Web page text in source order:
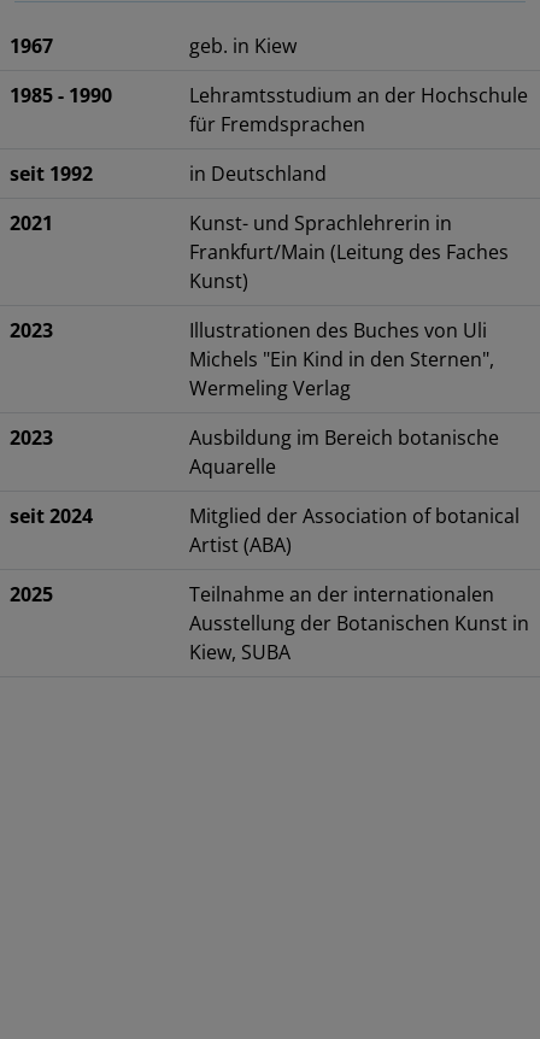
1967
geb. in Kiew
1985 - 1990
Lehramtsstudium an der Hochschule
für Fremdsprachen
seit 1992
in Deutschland
2021
Kunst- und Sprachlehrerin in
Frankfurt/Main (Leitung des Faches
Kunst)
2023
Illustrationen des Buches von Uli
Michels "Ein Kind in den Sternen",
Wermeling Verlag
2023
Ausbildung im Bereich botanische
Aquarelle
seit 2024
Mitglied der Association of botanical
Artist (ABA)
2025
Teilnahme an der internationalen
Ausstellung der Botanischen Kunst in
Kiew, SUBA